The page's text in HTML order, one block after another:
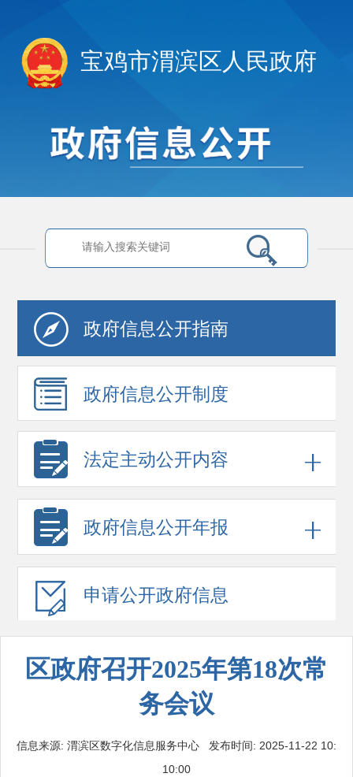
宝鸡市渭滨区人民政府
政府信息公开指南
政府信息公开制度
法定主动公开内容
政府信息公开年报
申请公开政府信息
区政府召开2025年第18次常
务会议
信息来源: 渭滨区数字化信息服务中心 发布时间: 2025-11-22 10:
10:00